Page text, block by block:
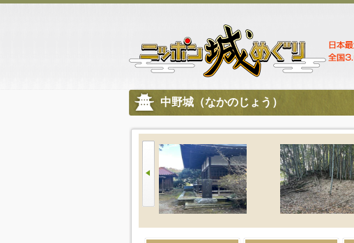
中野城（なかのじょう）